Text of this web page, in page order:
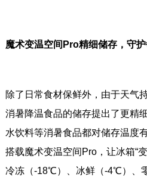
魔术变温空间Pro精细储存，守
除了日常食材保鲜外，由于天气
消暑降温食品的储存提出了更精
水饮料等消暑食品都对储存温度
搭载魔术变温空间Pro，让冰箱“
冷冻（-18℃）、冰鲜（-4℃）、